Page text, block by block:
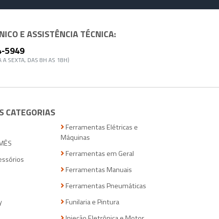
E ASSISTÊNCIA TÉCNICA:
5949
A SEXTA, DAS 8H AS 18H)
CATEGORIAS
Ferramentas Elétricas e
Máquinas
Ferramentas em Geral
Ferramentas Manuais
Ferramentas Pneumáticas
Funilaria e Pintura